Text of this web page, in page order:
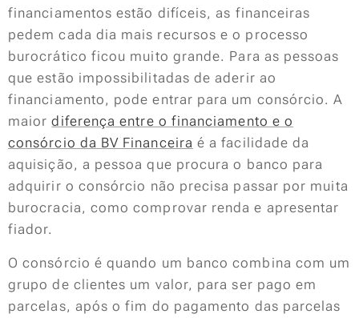
financiamentos estão difíceis, as financeiras
pedem cada dia mais recursos e o processo
burocrático ficou muito grande. Para as pessoas
que estão impossibilitadas de aderir ao
financiamento, pode entrar para um consórcio. A
maiordiferença entre o financiamento e o
consórcio da BV Financeira é a facilidade da
aquisição, a pessoa que procura o banco para
adquirir o consórcio não precisa passar por muita
burocracia, como comprovar renda e apresentar
fiador.
O consórcio é quando um banco combina com um
grupo de clientes um valor, para ser pago em
parcelas, após o fim do pagamento das parcelas